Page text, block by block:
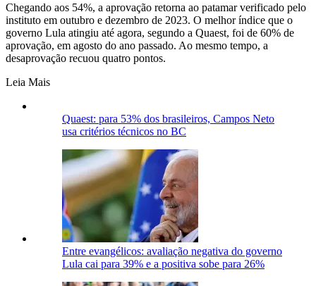
Chegando aos 54%, a aprovação retorna ao patamar verificado pelo
instituto em outubro e dezembro de 2023. O melhor índice que o
governo Lula atingiu até agora, segundo a Quaest, foi de 60% de
aprovação, em agosto do ano passado. Ao mesmo tempo, a
desaprovação recuou quatro pontos.
Leia Mais
Quaest: para 53% dos brasileiros, Campos Neto
usa critérios técnicos no BC
Entre evangélicos: avaliação negativa do governo
Lula cai para 39% e a positiva sobe para 26%